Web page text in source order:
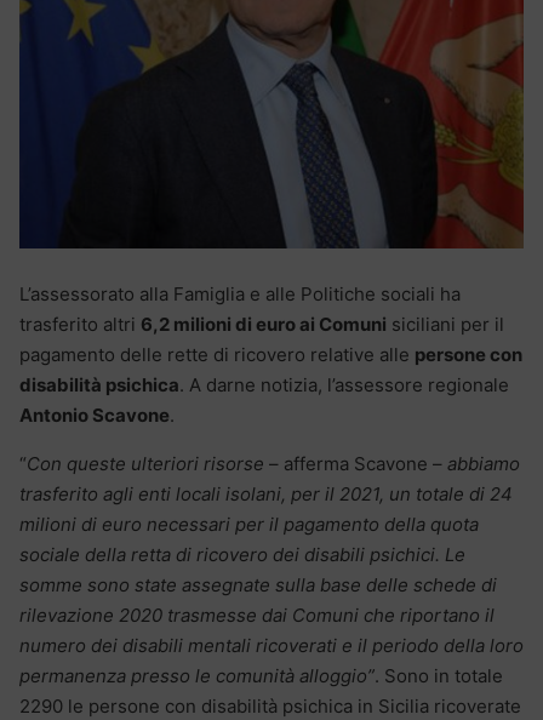
L’assessorato alla Famiglia e alle Politiche sociali ha
trasferito altri 6,2 milioni di euro ai Comuni siciliani per il
pagamento delle rette di ricovero relative alle persone con
disabilità psichica. A darne notizia, l’assessore regionale
Antonio Scavone.
“Con queste ulteriori risorse – afferma Scavone – abbiamo
trasferito agli enti locali isolani, per il 2021, un totale di 24
milioni di euro necessari per il pagamento della quota
sociale della retta di ricovero dei disabili psichici. Le
somme sono state assegnate sulla base delle schede di
rilevazione 2020 trasmesse dai Comuni che riportano il
numero dei disabili mentali ricoverati e il periodo della loro
permanenza presso le comunità alloggio”. Sono in totale
2290 le persone con disabilità psichica in Sicilia ricoverate